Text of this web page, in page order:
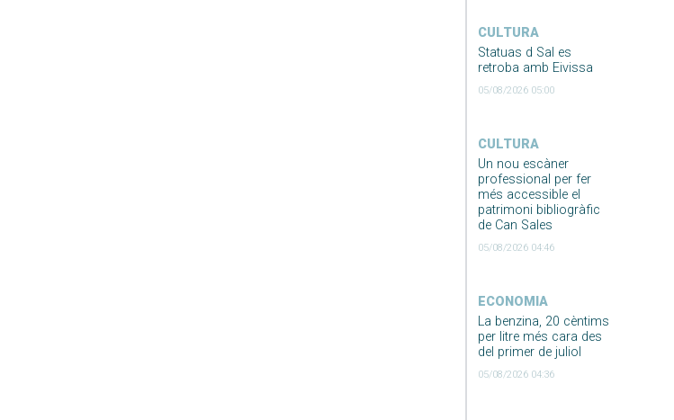
CULTURA
Statuas d Sal es
retroba amb Eivissa
05/08/2026 05:00
CULTURA
Un nou escàner
professional per fer
més accessible el
patrimoni bibliogràfic
de Can Sales
05/08/2026 04:46
ECONOMIA
La benzina, 20 cèntims
per litre més cara des
del primer de juliol
05/08/2026 04:36